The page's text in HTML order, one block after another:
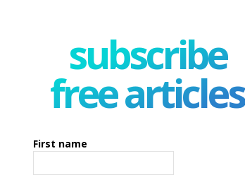
subscribe
free articles
First name